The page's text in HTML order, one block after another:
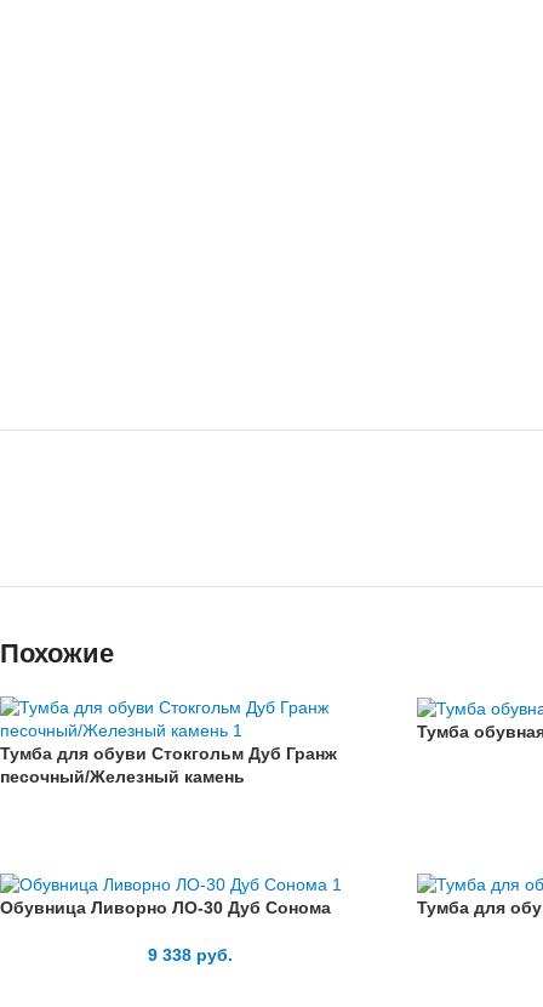
Похожие
Тумба для обуви Стокгольм Дуб Гранж
песочный/Железный камень
Тумба
Обувница Ливорно ЛО-30 Дуб Сонома
9 338руб.
Тумба для